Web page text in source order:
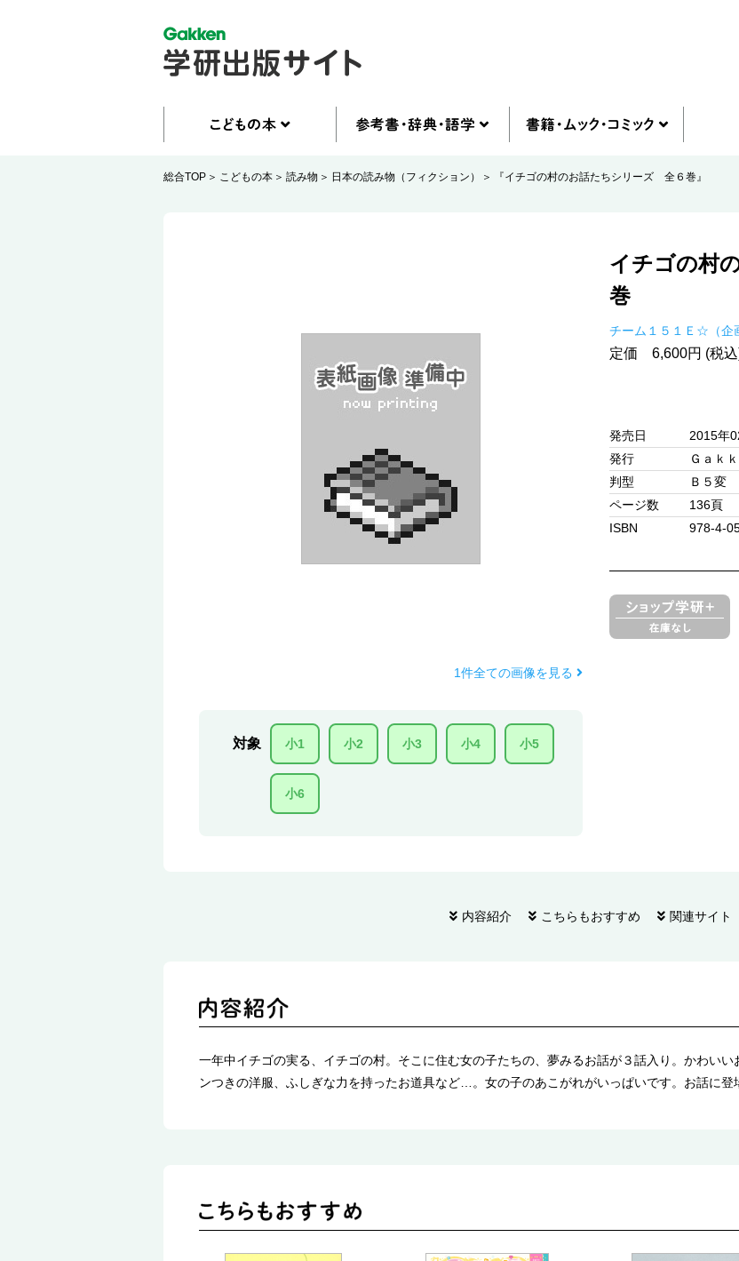
総合TOP こどもの本 読み物 日本の読み物（フィクション） 『イチゴの村のお話たちシリーズ 全６巻』
1件全ての画像を見る
対象 小1 小2 小3 小4 小5
小6
イチゴの村
巻
チーム１５１Ｅ☆（企
定価 6,600円 (税
発売日
2015年
発行
Ｇａｋ
判型
Ｂ５変
ページ数
136頁
ISBN
978-4-
内容紹介 こちらもおすすめ 関連サイト
一年中イチゴの実る、イチゴの村。そこに住む女の子たちの、夢みるお話が３話入り。かわい
ンつきの洋服、ふしぎな力を持ったお道具など…。女の子のあこがれがいっぱいです。お話に登